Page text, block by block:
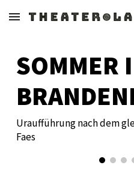
Skip to main content
SOMMER
Uraufführung nach dem
Faes